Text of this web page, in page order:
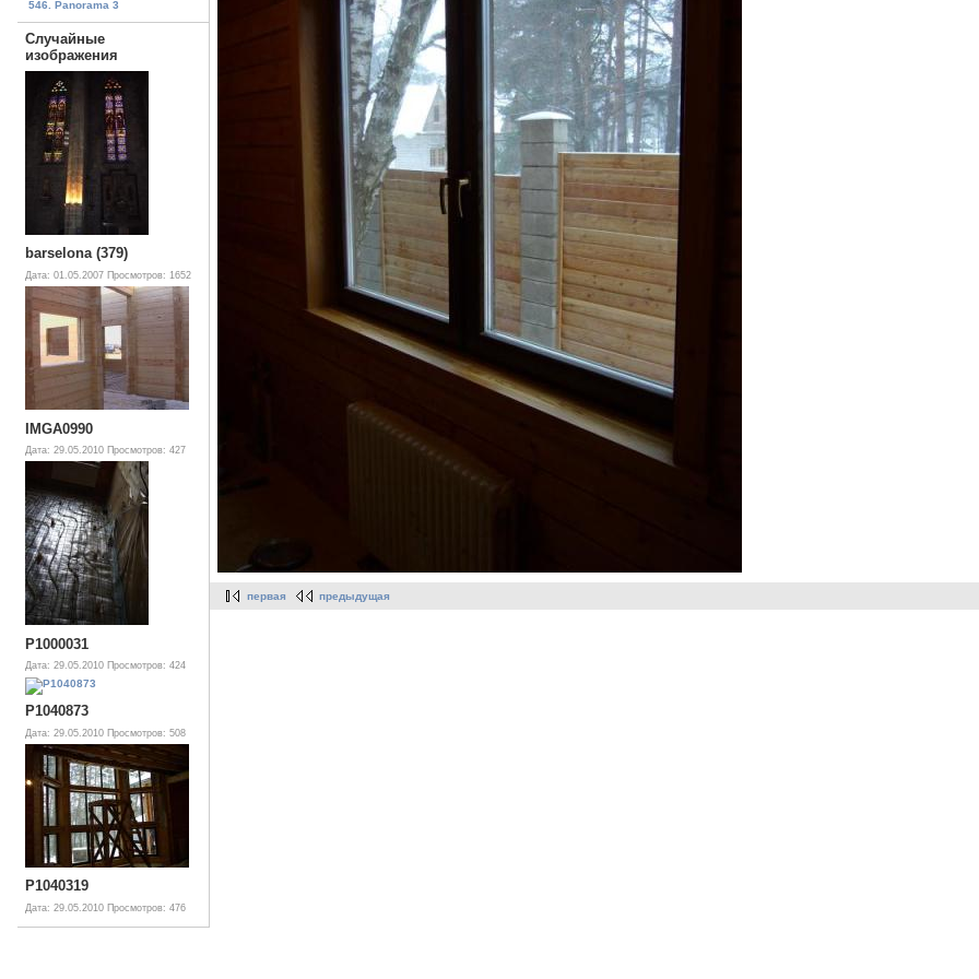
546. Panorama 3
Случайные
изображения
barselona (379)
Дата: 01.05.2007 Просмотров: 1652
IMGA0990
Дата: 29.05.2010 Просмотров: 427
P1000031
Дата: 29.05.2010 Просмотров: 424
P1040873
Дата: 29.05.2010 Просмотров: 508
P1040319
Дата: 29.05.2010 Просмотров: 476
первая предыдущая